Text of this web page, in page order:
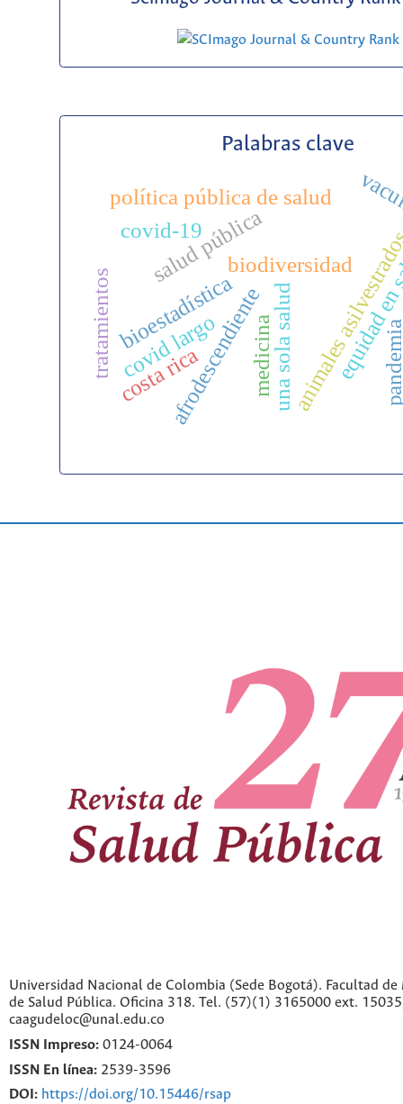
Palabras clave
una sola saludanimales
salud públicabiodiversidad
afrodescendiente
política pública de salud
costa rica
bioestadística
medicina
covid-19
covid largo
tratamientos
Universidad Nacional de Colombia (Sede Bogotá). Facultad
de Salud Pública. Oficina 318. Tel. (57)(1) 3165000 ext.
caagudeloc@unal.edu.co
ISSN Impreso: 0124-0064
ISSN En línea: 2539-3596
DOI: https://doi.org/10.15446/rsap